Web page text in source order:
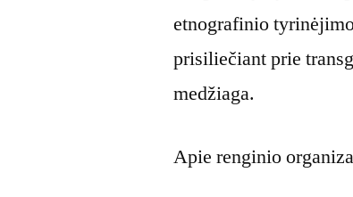
etnografinio
prisiliečiant prie
medžiaga.
Apie renginio